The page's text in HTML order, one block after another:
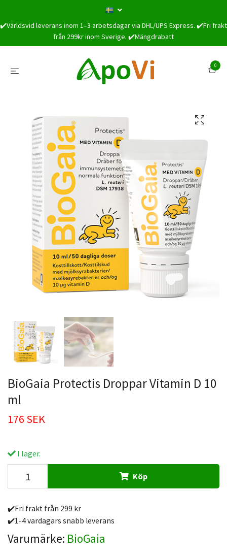
✔️Världsvid leverans inom 1–3 arbetsdagar via DHL/UPS Express. ✔️Fri frakt
från 299kr inom Sverige. ✔️Mängdrabatt
0
BioGaia Protectis Droppar Vitamin D 10
ml
176 SEK
I lager.
Köp
✔️Fri frakt från 299 kr
✔️1-4 vardagars snabb leverans
Varumärke: BioGaia